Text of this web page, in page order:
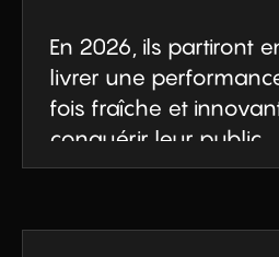
En 2026, ils partiront
livrer une
fois fraîche et
conquérir leur public.